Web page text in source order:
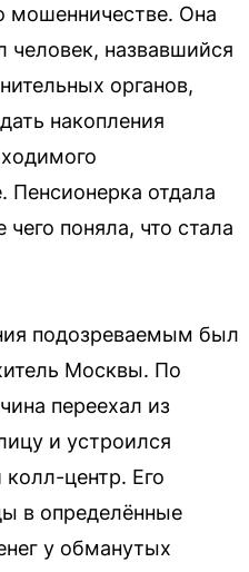
мошенничестве. Она
человек, назвавшийся
органов,
накопления
Пенсионерка отдала
поняла, что стала
подозреваемым был
Москвы. По
переехал из
и устроился
центр. Его
в определённые
у обманутых